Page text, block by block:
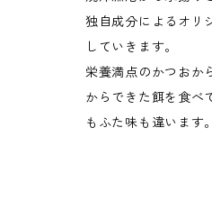
独自成分によるオリ
していきます。
栄養満点のかつおか
からできた餌を食べ
もふた味も違います。